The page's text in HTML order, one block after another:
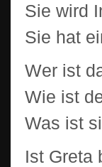
Sie wird
Sie hat
Wer ist
Wie ist
Was ist
Ist Greta